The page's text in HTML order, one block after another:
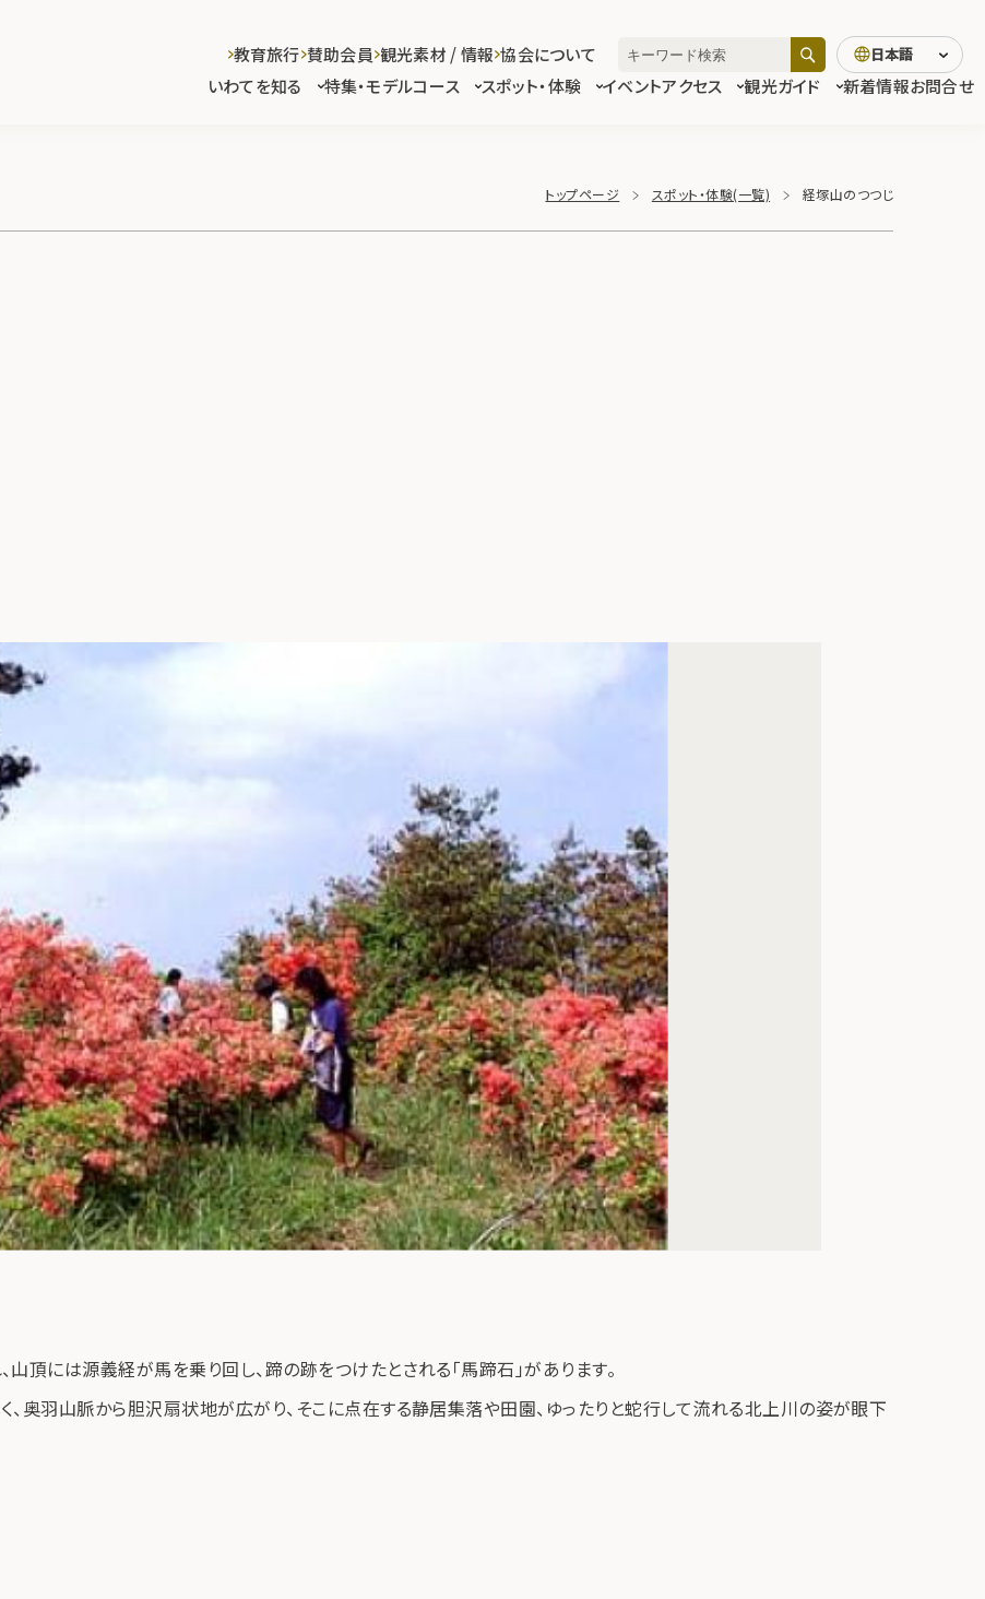
いわてを知る 特集・モデルコース スポット・体験 イベントアクセス 観光ガイド 新着情報お問合せ
教育旅行 賛助会員 観光素材 / 情報 協会について 日本語
トップページ スポット・体験(一覧) 経塚山のつつじ
頂には源義経が馬を乗り回し、蹄の跡をつけたとされる「馬蹄石」があります。
、奥羽山脈から胆沢扇状地が広がり、そこに点在する静居集落や田園、ゆったりと蛇行して流れる北上川の姿が眼下